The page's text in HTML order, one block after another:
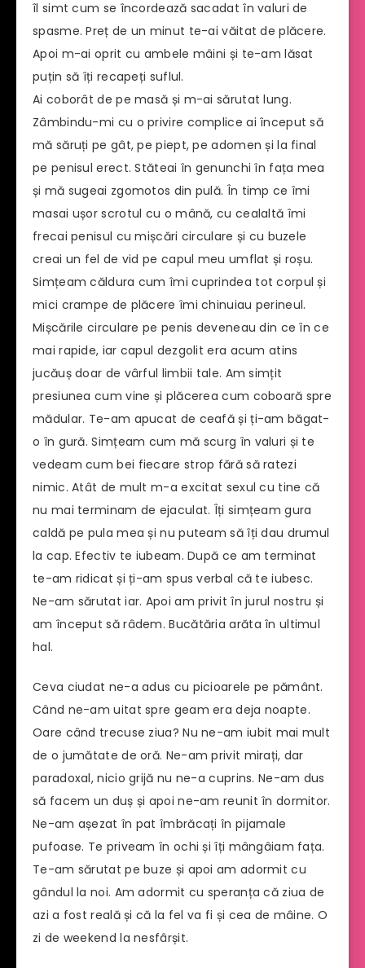
îl simt cum se încordează sacadat în valuri de
spasme. Preț de un minut te-ai văitat de plăcere.
Apoi m-ai oprit cu ambele mâini și te-am lăsat
puțin să îți recapeți suflul.
Ai coborât de pe masă și m-ai sărutat lung.
Zâmbindu-mi cu o privire complice ai început să
mă săruți pe gât, pe piept, pe adomen și la final
pe penisul erect. Stăteai în genunchi în fața mea
și mă sugeai zgomotos din pulă. În timp ce îmi
masai ușor scrotul cu o mână, cu cealaltă îmi
frecai penisul cu mișcări circulare și cu buzele
creai un fel de vid pe capul meu umflat și roșu.
Simțeam căldura cum îmi cuprindea tot corpul și
mici crampe de plăcere îmi chinuiau perineul.
Mișcările circulare pe penis deveneau din ce în ce
mai rapide, iar capul dezgolit era acum atins
jucăuș doar de vârful limbii tale. Am simțit
presiunea cum vine și plăcerea cum coboară spre
mădular. Te-am apucat de ceafă și ți-am băgat-
o în gură. Simțeam cum mă scurg în valuri și te
vedeam cum bei fiecare strop fără să ratezi
nimic. Atât de mult m-a excitat sexul cu tine că
nu mai terminam de ejaculat. Îți simțeam gura
caldă pe pula mea și nu puteam să îți dau drumul
la cap. Efectiv te iubeam. După ce am terminat
te-am ridicat și ți-am spus verbal că te iubesc.
Ne-am sărutat iar. Apoi am privit în jurul nostru și
am început să râdem. Bucătăria arăta în ultimul
hal.
Ceva ciudat ne-a adus cu picioarele pe pământ.
Când ne-am uitat spre geam era deja noapte.
Oare când trecuse ziua? Nu ne-am iubit mai mult
de o jumătate de oră. Ne-am privit mirați, dar
paradoxal, nicio grijă nu ne-a cuprins. Ne-am dus
să facem un duș și apoi ne-am reunit în dormitor.
Ne-am așezat în pat îmbrăcați în pijamale
pufoase. Te priveam în ochi și îți mângâiam fața.
Te-am sărutat pe buze și apoi am adormit cu
gândul la noi. Am adormit cu speranța că ziua de
azi a fost reală și că la fel va fi și cea de mâine. O
zi de weekend la nesfârșit.